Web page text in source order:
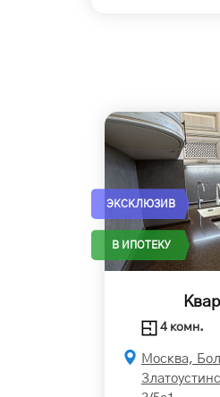
ЭКСКЛЮЗИВ
В ИПОТЕКУ
4 комн.
Москва,